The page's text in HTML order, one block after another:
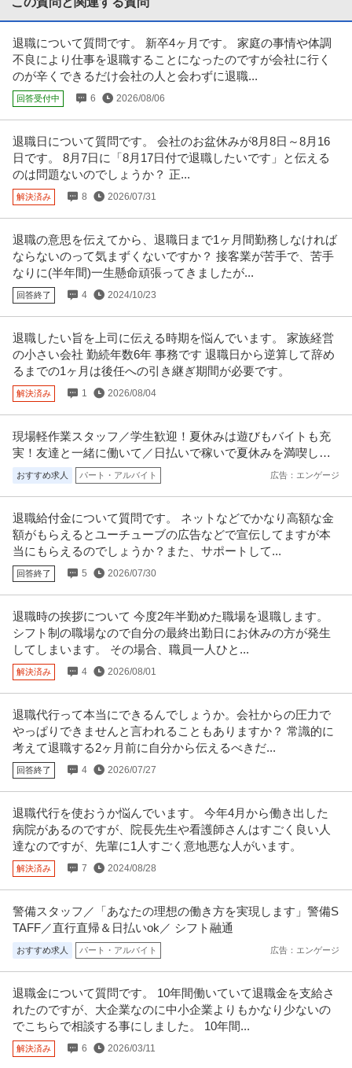
建築施工管理 ／ 大型木造施工管理（現場所長・所長候補）／転勤
なし／完全週休2日（土日祝）・年休126日
株式会社トーヨー冨士工
正社員 土日休み 年間休日120日以上 完全週休2日制
年収800万円〜900万円
【職種】施工管理＞建築施工管理 【業種】建設＞建設・建築・土木 ※会員属
性などに応じ、当該求人をビ
…続きを見る
提供：ビズリーチ
年収1000万円も可能×土日祝休み／外国人人材紹介の法人営業／
マネジメント業務
上野グループホールディングス株式会社
月給47万円〜62.5万円
【年収1000万円も可能×土日祝休み】外国人人材紹介の法人営業｜マネジメ
ント業務 【高収入！稼ぐな…続きを見る
／平均年齢30代／残業月10時間
株式会社林電子
正社員 交通費支給 昇給あり 在宅ワーク
年収300万円〜500万円
【職種】管理＞経理（財務会計） 【業種】IT・インターネット＞ソフトウエ
提供：ビズリーチ
羽田空港／施設保全サポート年休126日／土日祝休／残業10H以下
／内勤9割／安定性が強みの建コン
株式会社スタッド
正社員 交通費支給 昇給あり ミドル活躍中
年収400万円〜620万円
株式会社スタッド ＜羽田空港＞施設保全サポート◆年休126日／土日祝休／
残業10H以下／内勤9割／
…続きを見る
訓練
株式会社Kaien/Kaien上野
正社員 交通費支給 昇給あり 土日休み
月給31.8万円〜38.9万円
自立訓練事業所にてサービス管理責任者の募集です＠台東区 【業務内容】 自
この条件の求人をもっと見る
退職について質問です。 新卒4ヶ月です。 家庭の事情や体調
不良により仕事を退職することになったのですが会社に行く
のが辛くできるだけ会社の人と会わずに退職...
回答受付中 6 2026/08/06
退職日について質問です。 会社のお盆休みが8月8日～8月16
日です。 8月7日に「8月17日付で退職したいです」と伝える
のは問題ないのでしょうか？ 正...
解決済み 8 2026/07/31
退職の意思を伝えてから、退職日まで1ヶ月間勤務しなければ
ならないのって気まずくないですか？ 接客業が苦手で、苦手
なりに(半年間)一生懸命頑張ってきましたが...
回答終了 4 2024/10/23
退職したい旨を上司に伝える時期を悩んでいます。 家族経営
の小さい会社 勤続年数6年 事務です 退職日から逆算して辞め
るまでの1ヶ月は後任への引き継ぎ期間が必要です。
解決済み 1 2026/08/04
現場軽作業スタッフ／学生歓迎！夏休みは遊びもバイトも充
実！友達と一緒に働いて／日払いで稼いで夏休みを満喫しよ
う！
おすすめ求人 パート・アルバイト 広告：エンゲージ
退職給付金について質問です。 ネットなどでかなり高額な金
額がもらえるとユーチューブの広告などで宣伝してますが本
当にもらえるのでしょうか？また、サポートして...
回答終了 5 2026/07/30
退職時の挨拶について 今度2年半勤めた職場を退職します。
シフト制の職場なので自分の最終出勤日にお休みの方が発生
してしまいます。 その場合、職員一人ひと...
解決済み 4 2026/08/01
退職代行って本当にできるんでしょうか。会社からの圧力で
やっぱりできませんと言われることもありますか？ 常識的に
考えて退職する2ヶ月前に自分から伝えるべきだ...
回答終了 4 2026/07/27
退職代行を使おうか悩んでいます。 今年4月から働き出した
病院があるのですが、院長先生や看護師さんはすごく良い人
達なのですが、先輩に1人すごく意地悪な人がいます。
解決済み 7 2024/08/28
警備スタッフ／「あなたの理想の働き方を実現します」警備S
TAFF／直行直帰＆日払いok／ シフト融通
おすすめ求人 パート・アルバイト 広告：エンゲージ
退職金について質問です。 10年間働いていて退職金を支給さ
れたのですが、大企業なのに中小企業よりもかなり少ないの
でこちらで相談する事にしました。 10年間...
解決済み 6 2026/03/11